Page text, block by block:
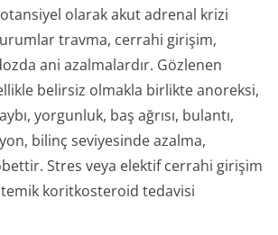
olarak akut adrenal krizi
travma, cerrahi girişim,
ani azalmalardır. Gözlenen
belirsiz olmakla birlikte anoreksi,
yorgunluk, baş ağrısı, bulantı,
bilinç seviyesinde azalma,
Stres veya elektif cerrahi girişim
koritkosteroid tedavisi